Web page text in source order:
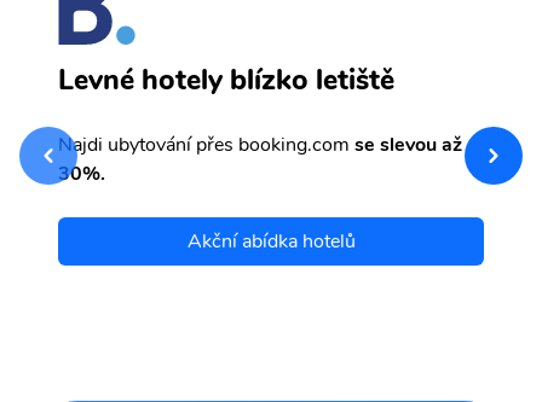
Levné hotely blízko letiště
Najdi ubytování přes booking.com se slevou až
30%.
Akční abídka hotelů